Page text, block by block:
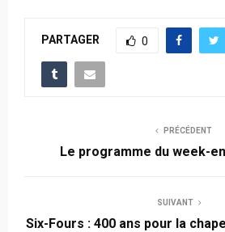
PARTAGER 0
PRÉCÉDENT
Le programme du week-
SUIVANT
Six-Fours : 400 ans pour la